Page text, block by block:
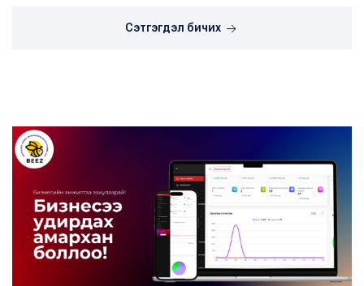
Сэтгэгдэл бичих